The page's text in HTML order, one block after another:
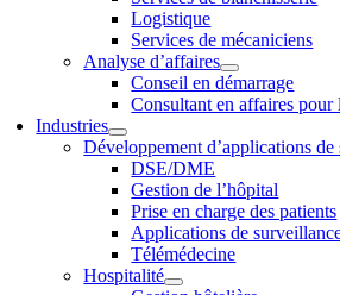
Logistique
Services de mécaniciens
Analyse d’affaires
Conseil en démarrage
Consultant en affaires pour
Industries
Développement d’applications de
DSE/DME
Gestion de l’hôpital
Prise en charge des patients
Applications de
Télémédecine
Hospitalité